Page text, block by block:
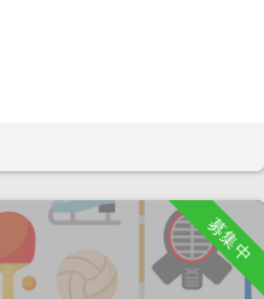
募集中